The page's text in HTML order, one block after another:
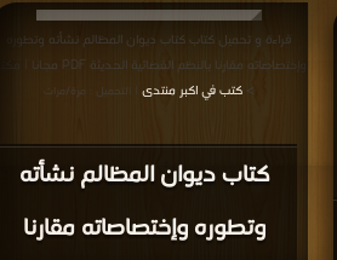
كتاب ديوان المظالم نشأته
وتطوره وإختصاصاته مقارنا
قراءة و تحميل كتاب كتاب ديوان المظالم نشأته وتطوره
وإختصاصاته مقارنا بالنظم القضائية الحديثة PDF مجانا | مكتبة
>كتب في اكبر منتدى | التحميل : مرة/مرات